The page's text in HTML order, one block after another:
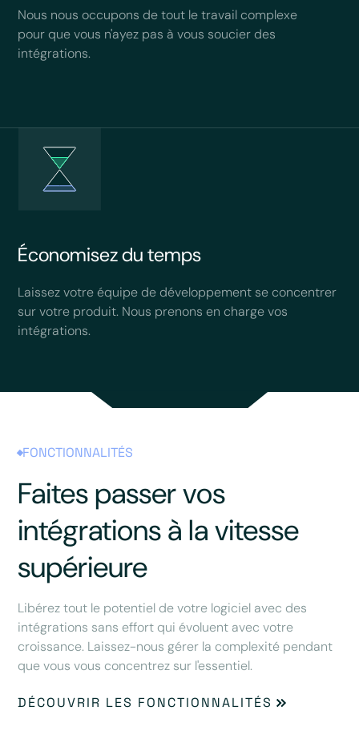
Nous nous occupons de tout le travail complexe
pour que vous n'ayez pas à vous soucier des
intégrations.
Économisez du temps
Laissez votre équipe de développement se concentrer
sur votre produit. Nous prenons en charge vos
intégrations.
FONCTIONNALITÉS
Faites passer vos
intégrations à la vitesse
supérieure
Libérez tout le potentiel de votre logiciel avec des
intégrations sans effort qui évoluent avec votre
croissance. Laissez-nous gérer la complexité pendant
que vous vous concentrez sur l'essentiel.
DÉCOUVRIR LES FONCTIONNALITÉS